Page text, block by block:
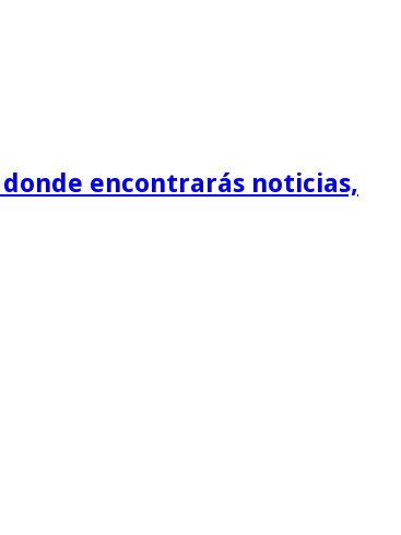
encontrarás noticias,